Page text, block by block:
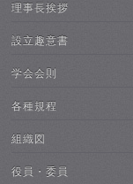
理事長挨拶
設立趣意書
学会会則
各種規程
組織図
役員・委員